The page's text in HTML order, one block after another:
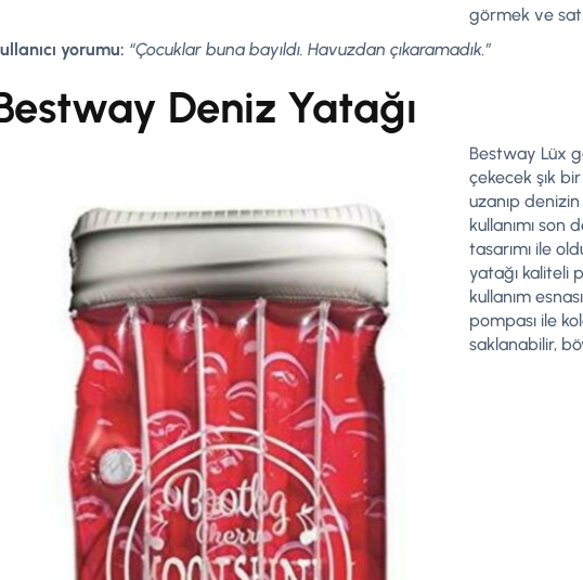
görmek ve
yorumu: “Çocuklar buna bayıldı. Havuzdan çıkaramadık.”
Deniz Yatağı
Bestway Lüx
çekecek şık
uzanıp denizin
kullanımı son
tasarımı ile
yatağı kaliteli
kullanım
pompası ile
saklanabilir,